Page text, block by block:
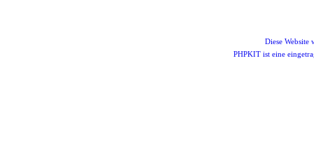
Diese Website
PHPKIT ist eine